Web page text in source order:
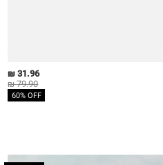
31.96 ₪
79.90 ₪
60% OFF